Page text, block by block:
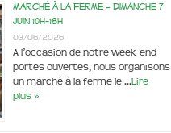
Marché à la ferme – dimanche 7
juin 10h-18h
03/06/2026
A l’occasion de notre week-end
portes ouvertes, nous organisons
un marché à la ferme le …Lire
plus »